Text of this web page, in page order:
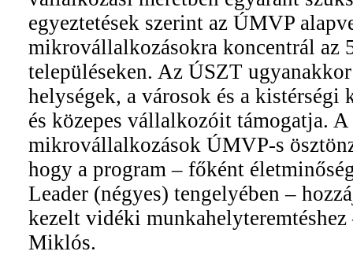
egyeztetések szerint az ÚMVP
mikrovállalkozásokra koncentrál az
településeken. Az ÚSZT
helységek, a városok és a
és közepes vállalkozóit támogatja.
mikrovállalkozások ÚMVP-s
hogy a program – főként
Leader (négyes) tengelyében –
kezelt vidéki
Miklós.